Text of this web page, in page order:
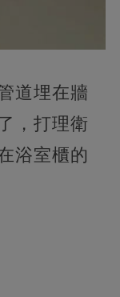
道埋在牆
，打理衛
浴室櫃的